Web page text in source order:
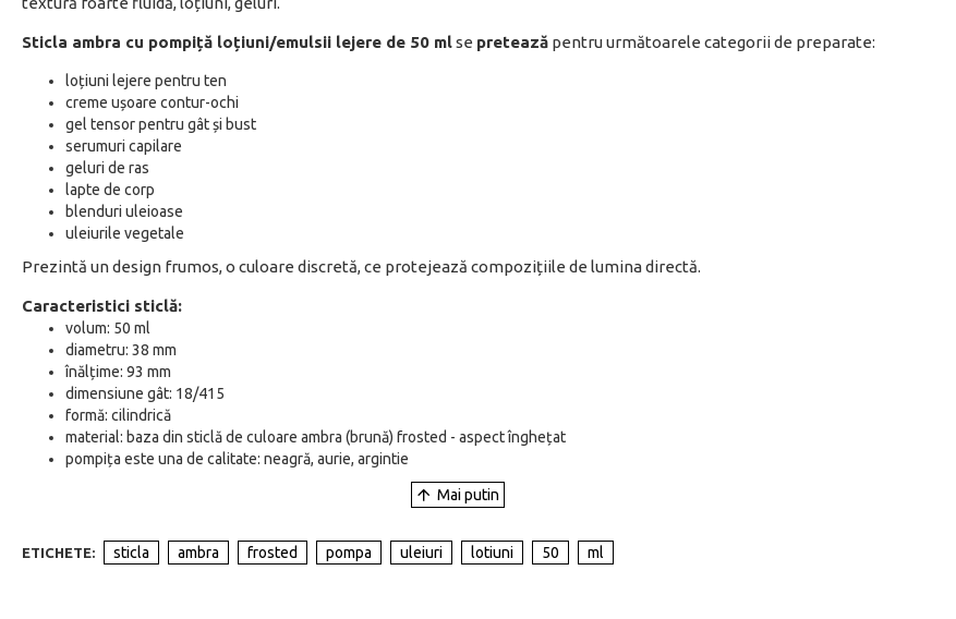
Sticla ambra cu pompiță loțiuni/emulsii lejere de 50 mlse pretează pentru următoarele categorii de preparate:
loțiuni lejere pentru ten
creme ușoare contur-ochi
gel tensor pentru gât și bust
serumuri capilare
geluri de ras
lapte de corp
blenduri uleioase
uleiurile vegetale
Prezintă un design frumos, o culoare discretă, ce protejează compozițiile de lumina directă.
Caracteristici sticlă:
volum: 50 ml
diametru: 38 mm
înălțime: 93 mm
dimensiune gât: 18/415
formă: cilindrică
material: baza din sticlă de culoare ambra (brună) frosted - aspect înghețat
pompița este una de calitate: neagră, aurie, argintie
ETICHETE: sticla ambra frosted pompa uleiuri lotiuni 50 ml